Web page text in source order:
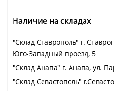
Наличие на складах
"Cклад Ставрополь" г.
Юго-Западный проезд, 5
"Cклад Анапа" г. Анапа, ул.
"Cклад Севастополь"